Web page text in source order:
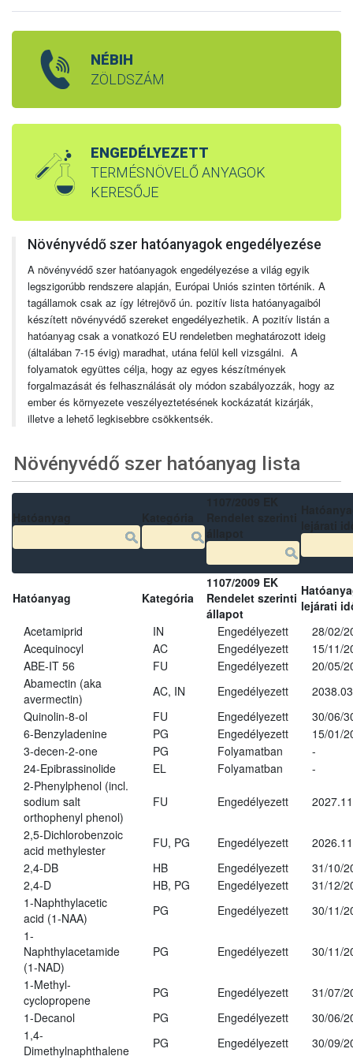
NÉBIH
ZÖLDSZÁM
ENGEDÉLYEZETT
TERMÉSNÖVELŐ ANYAGOK
KERESŐJE
Növényvédő szer hatóanyagok engedélyezése
A növényvédő szer hatóanyagok engedélyezése a világ egyik
legszigorúbb rendszere alapján, Európai Uniós szinten történik. A
tagállamok csak az így létrejövő ún. pozitív lista hatóanyagaiból
készített növényvédő szereket engedélyezhetik. A pozitív listán a
hatóanyag csak a vonatkozó EU rendeletben meghatározott ideig
(általában 7-15 évig) maradhat, utána felül kell vizsgálni. A
folyamatok együttes célja, hogy az egyes készítmények
forgalmazását és felhasználását oly módon szabályozzák, hogy az
ember és környezete veszélyeztetésének kockázatát kizárják,
illetve a lehető legkisebbre csökkentsék.
Növényvédő szer hatóanyag lista
Hatóanyag Kategória
1107/2009 EK
Rendelet szerinti
állapot
lejárati
Acetamiprid
IN Engedélyezett
28/02/
Acequinocyl
AC Engedélyezett
15/11/
ABE-IT 56
FU Engedélyezett
20/05/
Abamectin (aka
avermectin)
AC, IN Engedélyezett
Quinolin-8-ol
FU Engedélyezett
30/06/
6-Benzyladenine
PG Engedélyezett
15/01/
3-decen-2-one
PG Folyamatban
-
24-Epibrassinolide
EL Folyamatban
-
2-Phenylphenol (incl.
sodium salt
orthophenyl phenol)
FU Engedélyezett
2,5-Dichlorobenzoic
acid methylester
FU, PG Engedélyezett
2,4-DB
HB Engedélyezett
31/10/
2,4-D
HB, PG Engedélyezett
31/12/
1-Naphthylacetic
acid (1-NAA)
PG Engedélyezett
30/11/
1-
Naphthylacetamide
(1-NAD)
PG Engedélyezett 30/11/
1-Methyl-
cyclopropene
PG Engedélyezett
31/07/
1-Decanol
PG Engedélyezett
30/06/
1,4-
Dimethylnaphthalene
PG Engedélyezett 30/09/